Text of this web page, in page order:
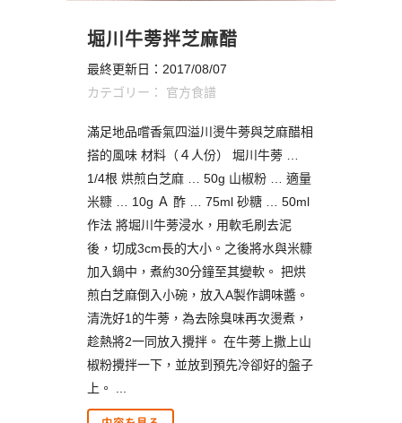
堀川牛蒡拌芝麻醋
最終更新日：2017/08/07
カテゴリー： 官方食譜
滿足地品嚐香氣四溢川燙牛蒡與芝麻醋相
搭的風味 材料（４人份） 堀川牛蒡 …
1/4根 烘煎白芝麻 … 50g 山椒粉 … 適量
米糠 … 10g Ａ 酢 … 75ml 砂糖 … 50ml
作法 將堀川牛蒡浸水，用軟毛刷去泥
後，切成3cm長的大小。之後將水與米糠
加入鍋中，煮約30分鐘至其變軟。 把烘
煎白芝麻倒入小碗，放入A製作調味醬。
清洗好1的牛蒡，為去除臭味再次燙煮，
趁熱將2一同放入攪拌。 在牛蒡上撒上山
椒粉攪拌一下，並放到預先冷卻好的盤子
上。 ...